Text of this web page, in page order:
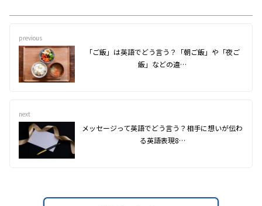
previous
「ご飯」は英語でどう言う？「朝ご飯」や「夜ご
飯」などの違…
next
メッセージって英語でどう言う？相手に想いが伝わ
る英語表現8…